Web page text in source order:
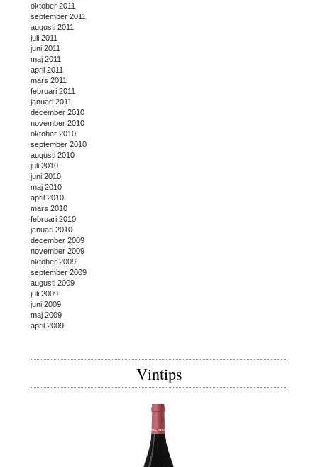
oktober 2011
september 2011
augusti 2011
juli 2011
juni 2011
maj 2011
april 2011
mars 2011
februari 2011
januari 2011
december 2010
november 2010
oktober 2010
september 2010
augusti 2010
juli 2010
juni 2010
maj 2010
april 2010
mars 2010
februari 2010
januari 2010
december 2009
november 2009
oktober 2009
september 2009
augusti 2009
juli 2009
juni 2009
maj 2009
april 2009
Vintips